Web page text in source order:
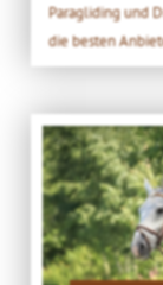
Paragliding und
die besten